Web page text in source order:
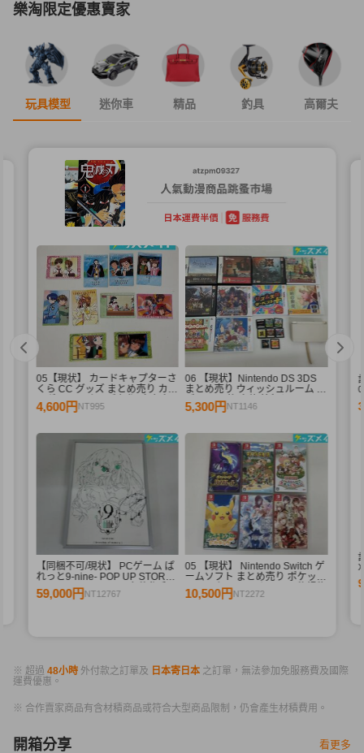
樂淘限定優惠賣家
玩具模型 迷你車 精品 釣具 高爾夫
05【現状】 カードキャプターさ
くら CC グッズ まとめ売り カー
ドダス マスターズ 初版 木之本
桜 少狼 他
4,600円NT995
06 【現状】Nintendo DS 3DS
まとめ売り ウィッシュルーム リ
ズム天国 他 本体 箱無しソフト
5,300円NT1146
【同梱不可/現状】 PCゲーム ぱ
れっと9-nine- POP UP STORE
branches of memory 九條都 和
泉つばす 直筆サイン入り プリモ
59,000円NT12767
05 【現状】 Nintendo Switch ゲ
ームソフト まとめ売り ポケット
モンスター バイオレット 牧場物
語 他
10,500円NT2272
※ 超過 48小時 外付款之訂單及 日本寄日本 之訂單，無法參加免服務費及國際
運費優惠。
※ 合作賣家商品有含材積商品或符合大型商品限制，仍會產生材積費用。
開箱分享 看更多